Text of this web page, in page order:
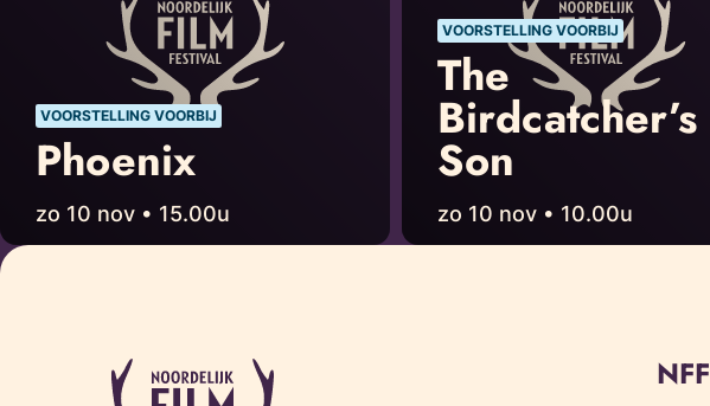
VOORSTELLING VOORBIJ
Phoenix
zo 10 nov • 15.00u
VOORSTELLING VOORBIJ
The
Birdcatcher’s
Son
zo 10 nov • 10.00u
NFF